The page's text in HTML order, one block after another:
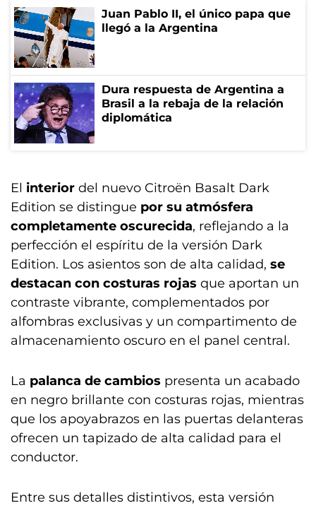
Juan Pablo II, el único papa que
llegó a la Argentina
Dura respuesta de Argentina a
Brasil a la rebaja de la relación
diplomática
El interior del nuevo Citroën Basalt Dark
Edition se distingue por su atmósfera
completamente oscurecida, reflejando a la
perfección el espíritu de la versión Dark
Edition. Los asientos son de alta calidad, se
destacan con costuras rojas que aportan un
contraste vibrante, complementados por
alfombras exclusivas y un compartimento de
almacenamiento oscuro en el panel central.
La palanca de cambios presenta un acabado
en negro brillante con costuras rojas, mientras
que los apoyabrazos en las puertas delanteras
ofrecen un tapizado de alta calidad para el
conductor.
Entre sus detalles distintivos, esta versión